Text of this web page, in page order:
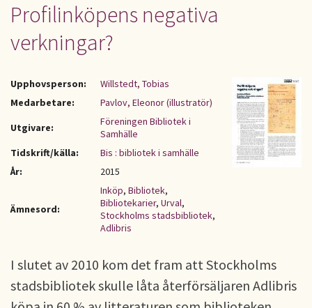
UPPHOVSRÄTT
KONTAKT
Profilinköpens negativa
verkningar?
Upphovsperson:
Willstedt, Tobias
Medarbetare:
Pavlov, Eleonor (illustratör)
Utgivare:
Föreningen Bibliotek i
Samhälle
Tidskrift/källa:
Bis : bibliotek i samhälle
År:
2015
Ämnesord:
Inköp, Bibliotek,
Bibliotekarier, Urval,
Stockholms stadsbibliotek,
Adlibris
I slutet av 2010 kom det fram att Stockholms
stadsbibliotek skulle låta återförsäljaren Adlibris